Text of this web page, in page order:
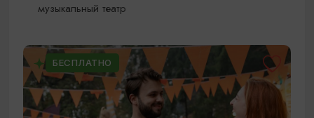
музыкальный театр
БЕСПЛАТНО